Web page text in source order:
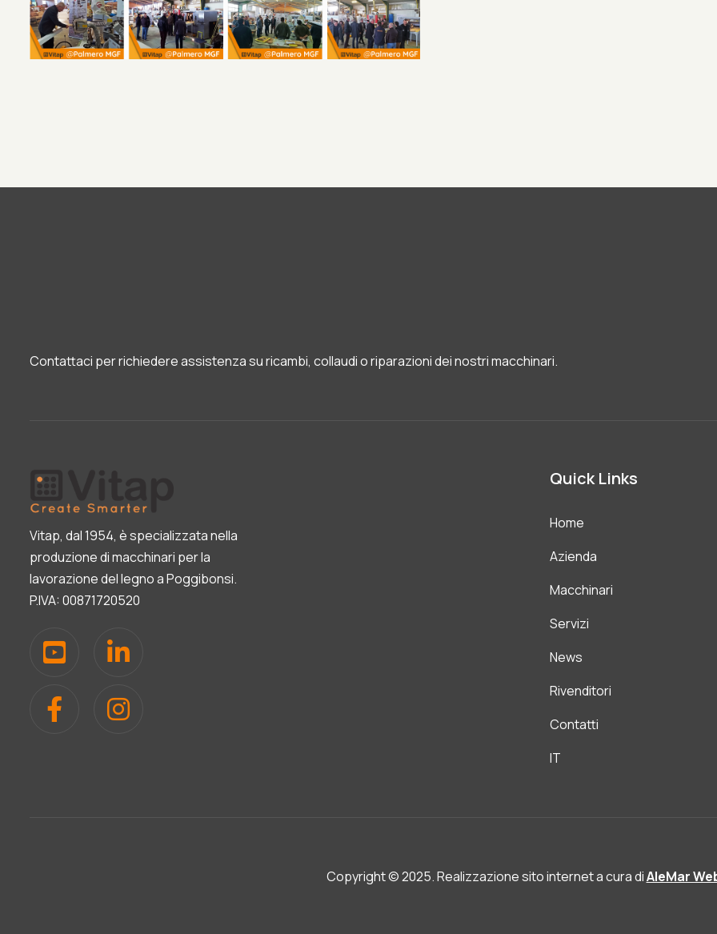
Contattaci per richiedere assistenza su ricambi, collaudi o riparazioni dei nostri macchinari.
Vitap, dal 1954, è specializzata nella
produzione di macchinari per la
lavorazione del legno a Poggibonsi.
P.IVA: 00871720520
Quick Links
Home
Azienda
Macchinari
Servizi
News
Rivenditori
Contatti
IT
Copyright © 2025. Realizzazione sito internet a cura diAleMar